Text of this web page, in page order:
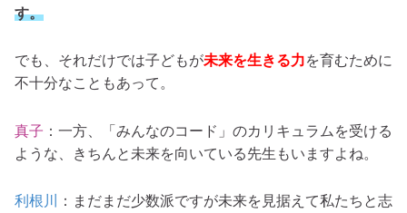
す。
でも、それだけでは子どもが未来を生きる力を育むために
不十分なこともあって。
真子 ：一方、「みんなのコード」のカリキュラムを受ける
ような、きちんと未来を向いている先生もいますよね。
利根川 ： まだまだ少数派ですが未来を見据えて私たちと志